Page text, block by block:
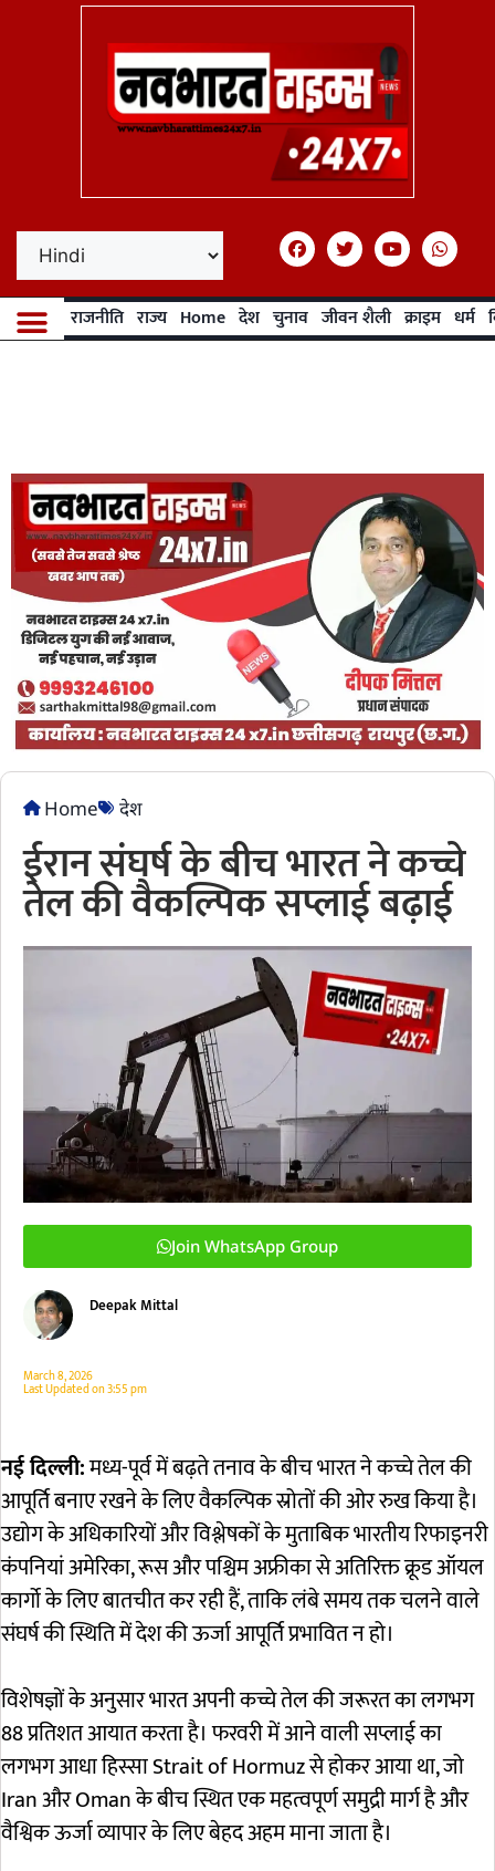
राजनीति राज्य Home देश चुनाव जीवन शैली क्राइम धर्म
Home देश
ईरान संघर्ष के बीच भारत ने कच्चे
तेल की वैकल्पिक सप्लाई बढ़ाई
Join WhatsApp Group
Deepak Mittal
March 8, 2026
Last Updated on3:55 pm
नई दिल्ली:मध्य-पूर्व में बढ़ते तनाव के बीच भारत ने कच्चे तेल की
आपूर्ति बनाए रखने के लिए वैकल्पिक स्रोतों की ओर रुख किया है।
उद्योग के अधिकारियों और विश्लेषकों के मुताबिक भारतीय रिफाइनरी
कंपनियां अमेरिका, रूस और पश्चिम अफ्रीका से अतिरिक्त क्रूड ऑयल
कार्गो के लिए बातचीत कर रही हैं, ताकि लंबे समय तक चलने वाले
संघर्ष की स्थिति में देश की ऊर्जा आपूर्ति प्रभावित न हो।
विशेषज्ञों के अनुसार भारत अपनी कच्चे तेल की जरूरत का लगभग
88 प्रतिशत आयात करता है। फरवरी में आने वाली सप्लाई का
लगभग आधा हिस्साStrait of Hormuzसे होकर आया था, जो
IranऔरOmanके बीच स्थित एक महत्वपूर्ण समुद्री मार्ग है और
वैश्विक ऊर्जा व्यापार के लिए बेहद अहम माना जाता है।